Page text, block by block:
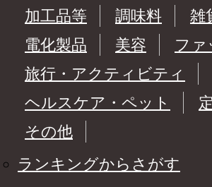
加工品等
調味料
雑
電化製品
美容
ファ
旅行・アクティビティ
ヘルスケア・ペット
その他
ランキングからさがす